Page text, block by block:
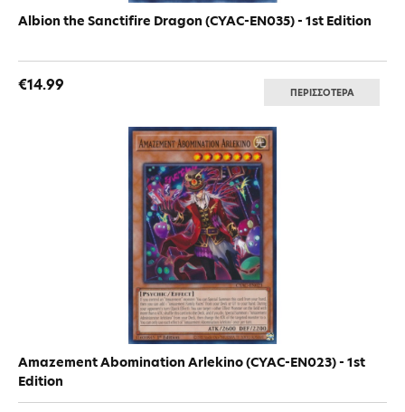
Albion the Sanctifire Dragon (CYAC-EN035) - 1st Edition
€14.99 ΠΕΡΙΣΣΟΤΕΡΑ
Amazement Abomination Arlekino (CYAC-EN023) - 1st
Edition